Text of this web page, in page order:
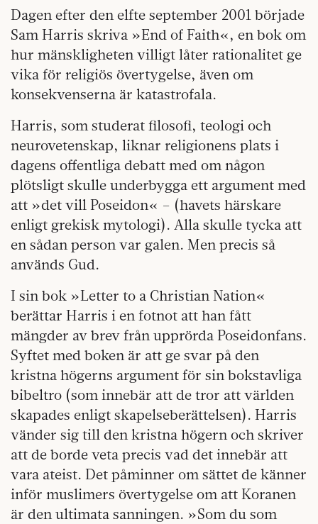
Dagen efter den elfte september 2001 började
Sam Harris skriva »End of Faith«, en bok om
hur mänskligheten villigt låter rationalitet ge
vika för religiös övertygelse, även om
konsekvenserna är katastrofala.
Harris, som studerat filosofi, teologi och
neurovetenskap, liknar religionens plats i
dagens offentliga debatt med om någon
plötsligt skulle underbygga ett argument med
att »det vill Poseidon« – (havets härskare
enligt grekisk mytologi). Alla skulle tycka att
en sådan person var galen. Men precis så
används Gud.
I sin bok »Letter to a Christian Nation«
berättar Harris i en fotnot att han fått
mängder av brev från upprörda Poseidonfans.
Syftet med boken är att ge svar på den
kristna högerns argument för sin bokstavliga
bibeltro (som innebär att de tror att världen
skapades enligt skapelseberättelsen). Harris
vänder sig till den kristna högern och skriver
att de borde veta precis vad det innebär att
vara ateist. Det påminner om sättet de känner
inför muslimers övertygelse om att Koranen
är den ultimata sanningen. »Som du som